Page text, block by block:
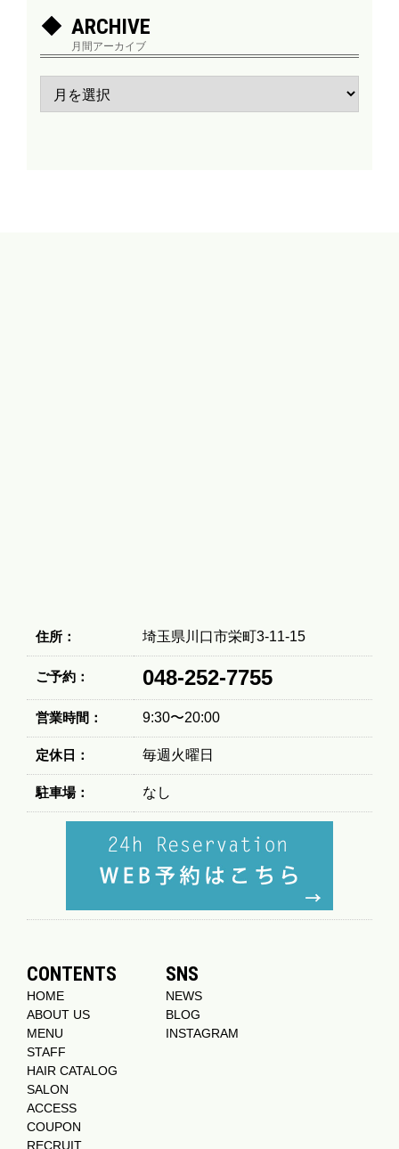
ARCHIVE
月間アーカイブ
住所： 埼玉県川口市栄町3-11-15
ご予約： 048-252-7755
営業時間： 9:30〜20:00
定休日： 毎週火曜日
駐車場： なし
CONTENTS
HOME
ABOUT US
MENU
STAFF
HAIR CATALOG
SALON
ACCESS
COUPON
RECRUIT
SNS
NEWS
BLOG
INSTAGRAM